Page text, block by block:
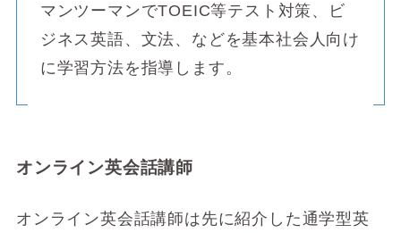
マンツーマンでTOEIC等テスト対策、ビ
ジネス英語、文法、などを基本社会人向け
に学習方法を指導します。
オンライン英会話講師
オンライン英会話講師は先に紹介した通学型英